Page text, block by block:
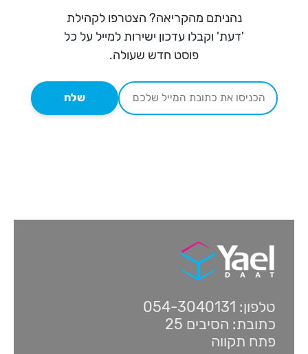
נהניתם מהקריאה? הצטרפו לקהילת
'דעת' וקבלו עדכון ישירות למייל על כל
פוסט חדש שעולה.
שלח
טלפון: 054-3040131
כתובת: הסיבים 25
פתח תקווה